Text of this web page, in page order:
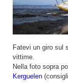
Fatevi un giro sul
vittime.
Nella foto sopra
Kerguelen